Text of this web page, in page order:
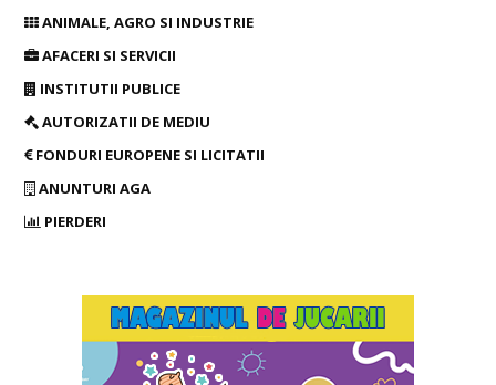
ANIMALE, AGRO SI INDUSTRIE
AFACERI SI SERVICII
INSTITUTII PUBLICE
AUTORIZATII DE MEDIU
FONDURI EUROPENE SI LICITATII
ANUNTURI AGA
PIERDERI